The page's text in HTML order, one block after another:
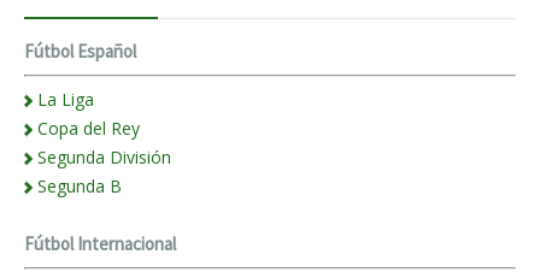
Fútbol Español
La Liga
Copa del Rey
Segunda División
Segunda B
Fútbol Internacional